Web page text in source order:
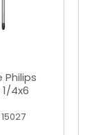
Philips
4x6